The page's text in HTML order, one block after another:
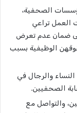
الصحفية،
العمل تراعي
ضمان عدم تعرض
الوظيفية بسبب
النساء والرجال في
الصحفيين.
والتواصل مع